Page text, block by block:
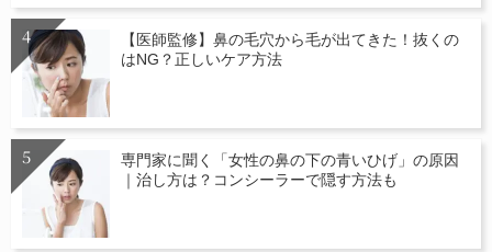
【医師監修】鼻の毛穴から毛が出てきた！抜くの
はNG？正しいケア方法
専門家に聞く「女性の鼻の下の青いひげ」の原因
｜治し方は？コンシーラーで隠す方法も